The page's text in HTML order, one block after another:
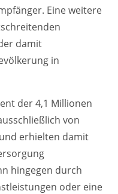
Eine weitere
damit
in
der 4,1 Millionen
von
erhielten damit
hingegen durch
oder eine